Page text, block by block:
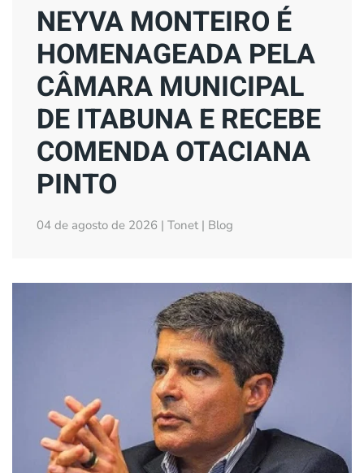
NEYVA MONTEIRO É
HOMENAGEADA PELA
CÂMARA MUNICIPAL
DE ITABUNA E RECEBE
COMENDA OTACIANA
PINTO
04 de agosto de 2026 | Tonet | Blog